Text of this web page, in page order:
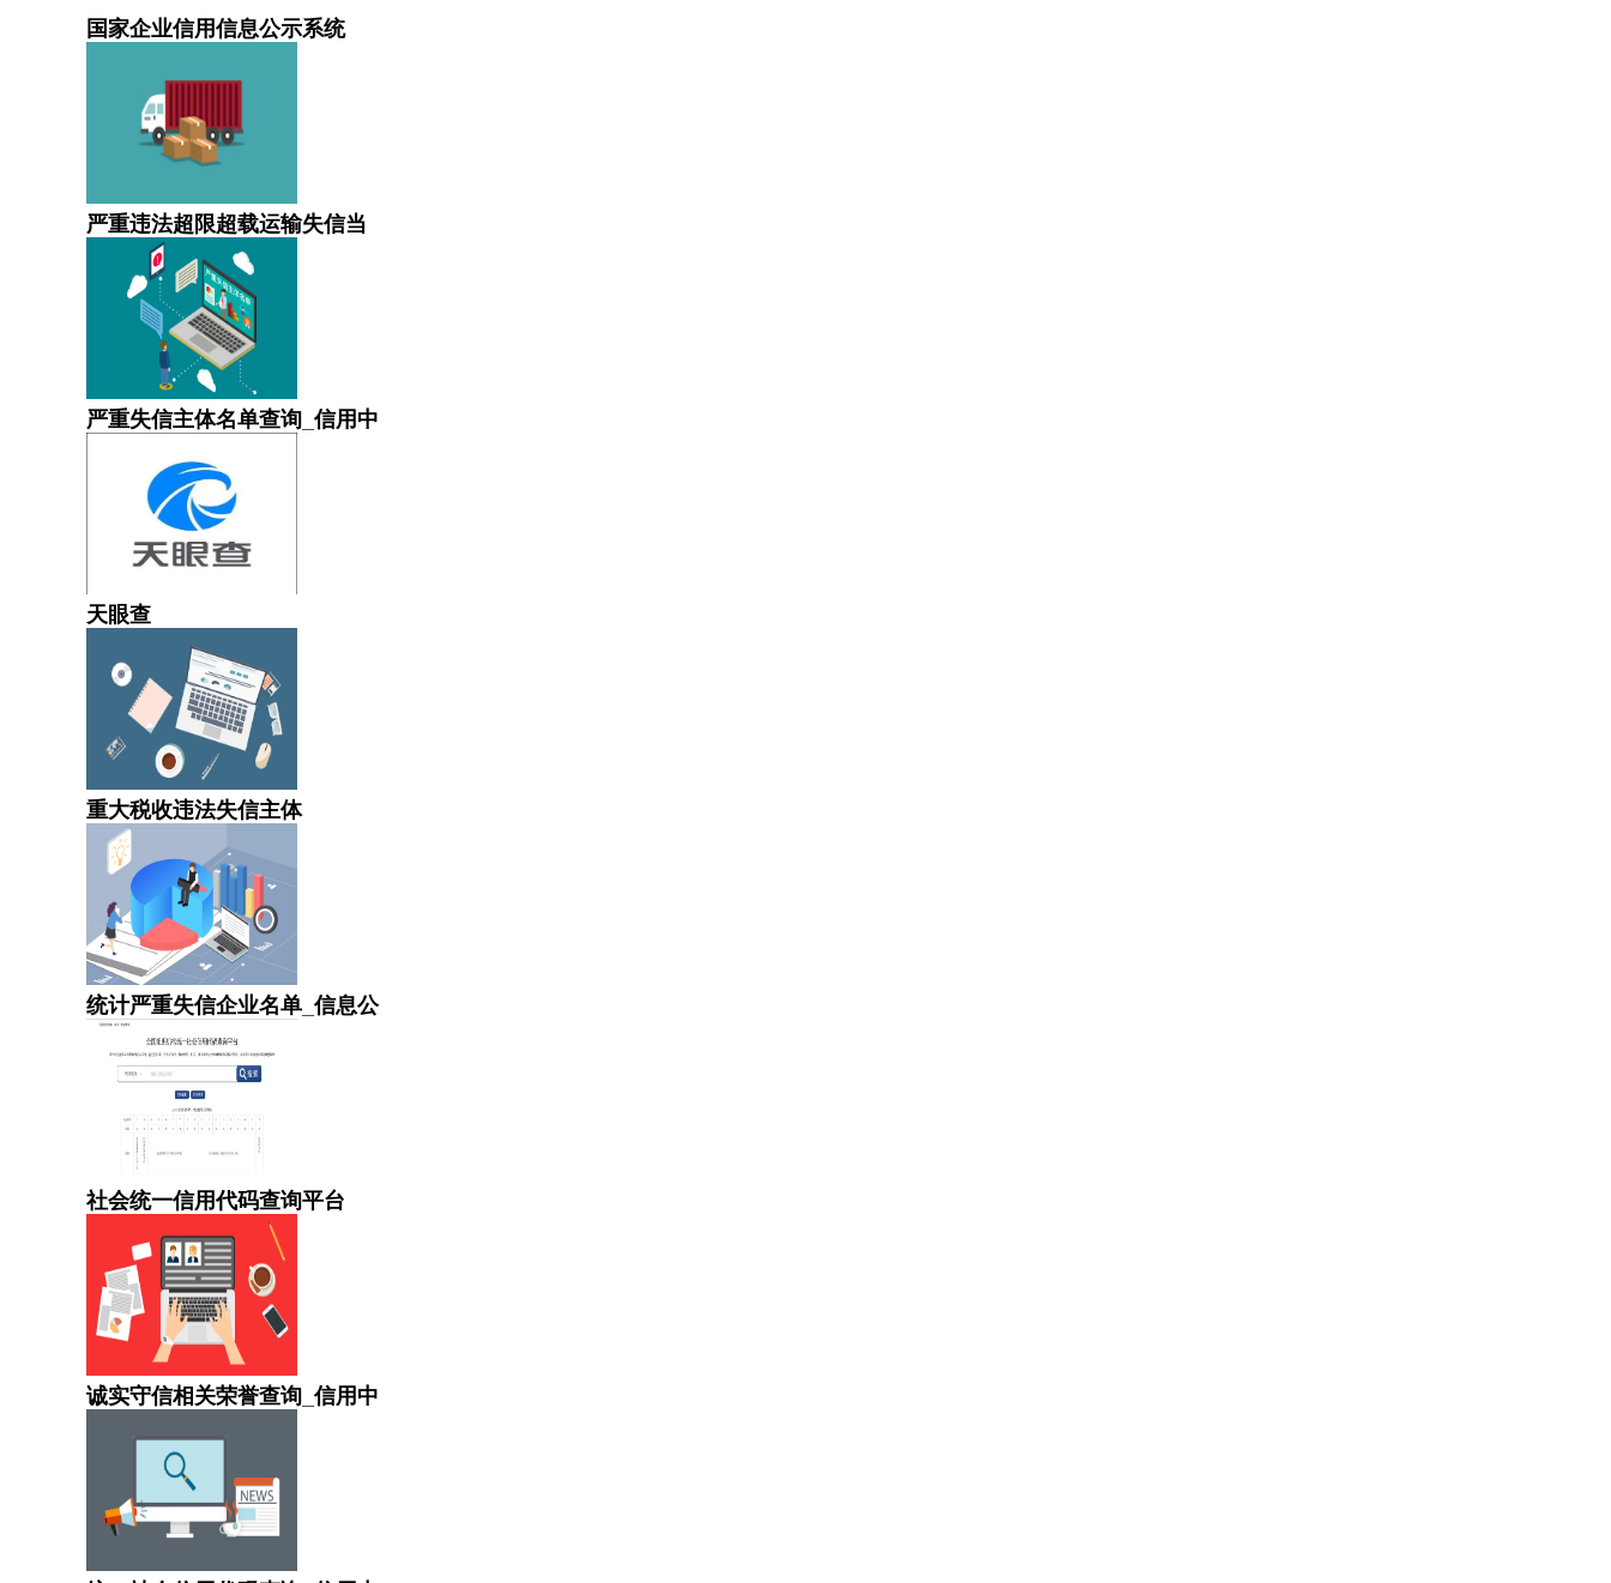
国家企业信用信息公示系统
严重违法超限超载运输失信当
严重失信主体名单查询_信用中
天眼查
重大税收违法失信主体
统计严重失信企业名单_信息公
社会统一信用代码查询平台
诚实守信相关荣誉查询_信用中